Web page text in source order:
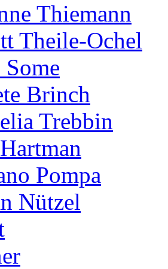
Thiemann
Theile-Ochel
Some
Brinch
Trebbin
Pompa
Nützel